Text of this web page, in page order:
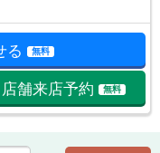
る 無料
店舗来店予約 無料